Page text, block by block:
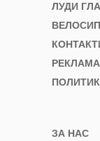
ЛУДИ
РЕКЛАМА
ЗА НАС